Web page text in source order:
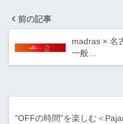
前の記事
madras × 名
一般…
”OFFの時間”を楽しむ＜